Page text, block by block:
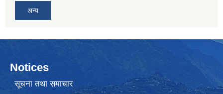
अन्य
Notices
सूचना तथा समाचार